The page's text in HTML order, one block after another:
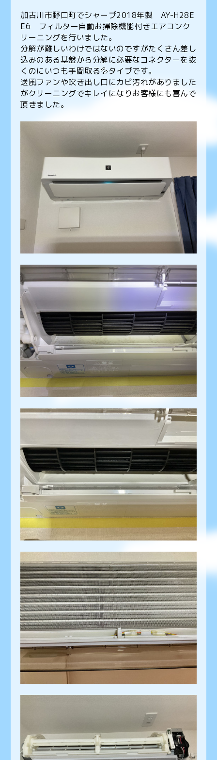
加古川市野口町でシャープ2018年製 AY-H28E
E6 フィルター自動お掃除機能付きエアコンク
リーニングを行いました。
分解が難しいわけではないのですがたくさん差し
込みのある基盤から分解に必要なコネクターを抜
くのにいつも手間取る💦タイプです。
送風ファンや吹き出し口にカビ汚れがありました
がクリーニングでキレイになりお客様にも喜んで
頂きました。